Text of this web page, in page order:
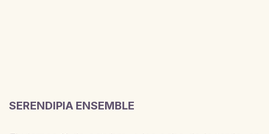
SERENDIPIA ENSEMBLE